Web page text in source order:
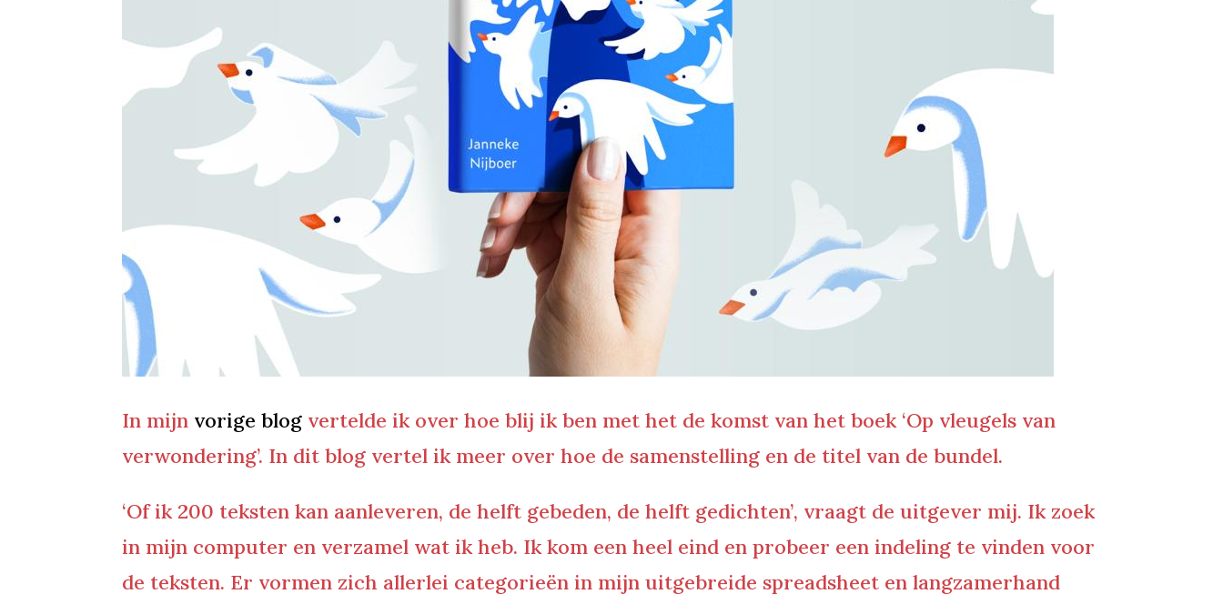
In mijn vorige blog vertelde ik over hoe blij ik ben met het de komst van het boek ‘Op vleugels van
verwondering’. In dit blog vertel ik meer over hoe de samenstelling en de titel van de bundel.
‘Of ik 200 teksten kan aanleveren, de helft gebeden, de helft gedichten’, vraagt de uitgever mij. Ik zoek
in mijn computer en verzamel wat ik heb. Ik kom een heel eind en probeer een indeling te vinden voor
de teksten. Er vormen zich allerlei categorieën in mijn uitgebreide spreadsheet en langzamerhand